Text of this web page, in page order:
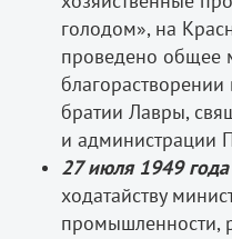
голодом», на
проведено общее
благорастворении
братии Лавры,
и администрации
27 июля 1949 года
ходатайству
промышленности,